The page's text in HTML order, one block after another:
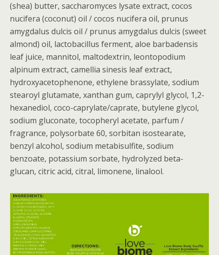
(shea) butter, saccharomyces lysate extract, cocos
nucifera (coconut) oil / cocos nucifera oil, prunus
amygdalus dulcis oil / prunus amygdalus dulcis (sweet
almond) oil, lactobacillus ferment, aloe barbadensis
leaf juice, mannitol, maltodextrin, leontopodium
alpinum extract, camellia sinesis leaf extract,
hydroxyacetophenone, ethylene brassylate, sodium
stearoyl glutamate, xanthan gum, caprylyl glycol, 1,2-
hexanediol, coco-caprylate/caprate, butylene glycol,
sodium gluconate, tocopheryl acetate, parfum /
fragrance, polysorbate 60, sorbitan isostearate,
benzyl alcohol, sodium metabisulfite, sodium
benzoate, potassium sorbate, hydrolyzed beta-
glucan, citric acid, citral, limonene, linalool.